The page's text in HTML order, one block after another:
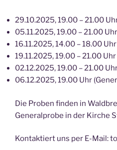
29.10.2025, 19.00 – 21.00
05.11.2025, 19.00 – 21.00 Uhr
16.11.2025, 14.00 – 18.00 Uhr
19.11.2025, 19.00 – 21.00 Uhr
02.12.2025, 19.00 – 21.00
06.12.2025, 19.00 Uhr
Die Proben finden in
Generalprobe in der Kirche
Kontaktiert uns per E-Mail: